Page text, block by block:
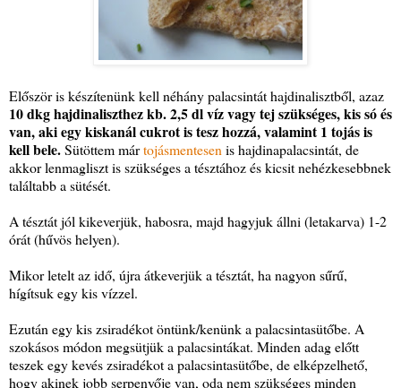
Először is készítenünk kell néhány palacsintát hajdinalisztből, azaz
10 dkg hajdinaliszthez kb. 2,5 dl víz vagy tej szükséges, kis só és
van, aki egy kiskanál cukrot is tesz hozzá, valamint 1 tojás is
kell bele.Sütöttem mártojásmentesenis hajdinapalacsintát, de
akkor lenmagliszt is szükséges a tésztához és kicsit nehézkesebbnek
találtabb a sütését.
A tésztát jól kikeverjük, habosra, majd hagyjuk állni (letakarva) 1-2
órát (hűvös helyen).
Mikor letelt az idő, újra átkeverjük a tésztát, ha nagyon sűrű,
hígítsuk egy kis vízzel.
Ezután egy kis zsiradékot öntünk/kenünk a palacsintasütőbe. A
szokásos módon megsütjük a palacsintákat. Minden adag előtt
teszek egy kevés zsiradékot a palacsintasütőbe, de elképzelhető,
hogy akinek jobb serpenyője van, oda nem szükséges minden